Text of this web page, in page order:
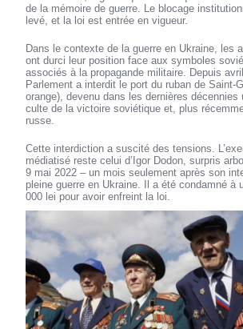
de la mémoire de guerre. Le blocage
levé, et la loi est entrée en vigueur.
Dans le contexte de la guerre en Ukraine, les
ont durci leur position face aux symboles
associés à la propagande militaire. Depuis
Parlement a interdit le port du ruban de Saint-
orange), devenu dans les dernières décennies
culte de la victoire soviétique et, plus
russe.
Cette interdiction a suscité des tensions.
médiatisé reste celui d’Igor Dodon, surpris
9 mai 2022 – un mois seulement après son
pleine guerre en Ukraine. Il a été condamné à
000 lei pour avoir enfreint la loi.